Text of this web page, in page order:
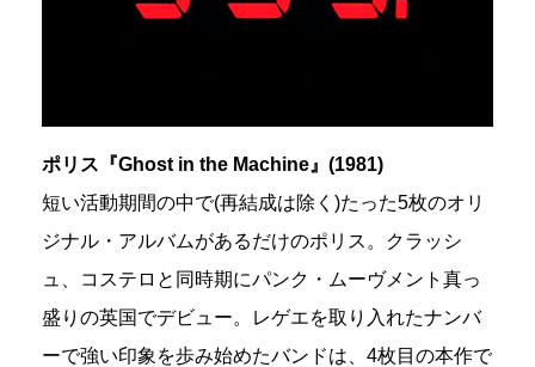
ポリス『Ghost in the Machine』(1981)
短い活動期間の中で(再結成は除く)たった5枚のオリ
ジナル・アルバムがあるだけのポリス。クラッシ
ュ、コステロと同時期にパンク・ムーヴメント真っ
盛りの英国でデビュー。レゲエを取り入れたナンバ
ーで強い印象を歩み始めたバンドは、4枚目の本作で